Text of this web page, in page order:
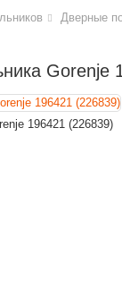
Дверные
Gorenje
196421 (226839)